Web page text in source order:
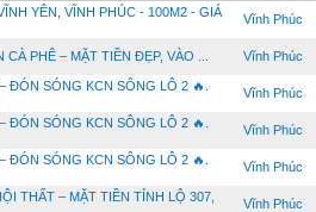
YÊN, VĨNH PHÚC - 100M2 - GIÁ
Vĩnh Phúc
PHÊ – MẶT TIỀN ĐẸP, VÀO ... Vĩnh Phúc
ĐÓN SÓNG KCN SÔNG LÔ 2 🔥.
Vĩnh Phúc
ĐÓN SÓNG KCN SÔNG LÔ 2 🔥.
Vĩnh Phúc
ĐÓN SÓNG KCN SÔNG LÔ 2 🔥.
Vĩnh Phúc
THẤT – MẶT TIỀN TỈNH LỘ 307,
Vĩnh Phúc